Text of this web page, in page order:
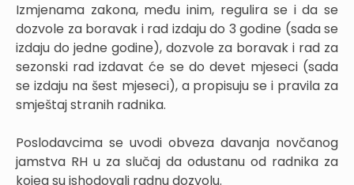
Izmjenama zakona, među inim, regulira se i da se
dozvole za boravak i rad izdaju do 3 godine (sada se
izdaju do jedne godine), dozvole za boravak i rad za
sezonski rad izdavat će se do devet mjeseci (sada
se izdaju na šest mjeseci), a propisuju se i pravila za
smještaj stranih radnika.
Poslodavcima se uvodi obveza davanja novčanog
jamstva RH u za slučaj da odustanu od radnika za
kojeg su ishodovali radnu dozvolu.